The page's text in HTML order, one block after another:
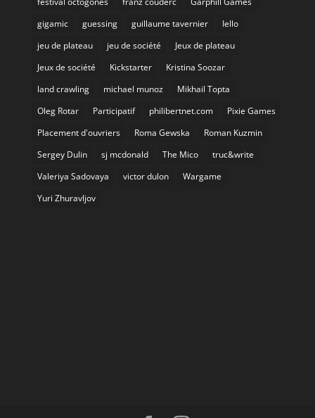
gigamic
guessing guillaume tavernier
Iello
jeu de plateau
jeu de société
Jeux de plateau
Jeux de société
Kickstarter
Kristina Soozar
land crawling
michael munoz
Mikhail Topta
Oleg Rotar
Participatif philibertnet.com
Pixie Games
Placement d'ouvriers
Roma Gewska
Roman Kuzmin
Sergey Dulin
sj mcdonald The Mico
truc&write
Valeriya Sadovaya
victor dulon
Wargame
Yuri Zhuravljov